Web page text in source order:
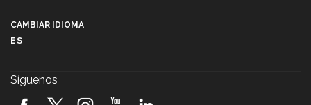
2026! (video)
CAMBIAR IDIOMA
ES
Síguenos